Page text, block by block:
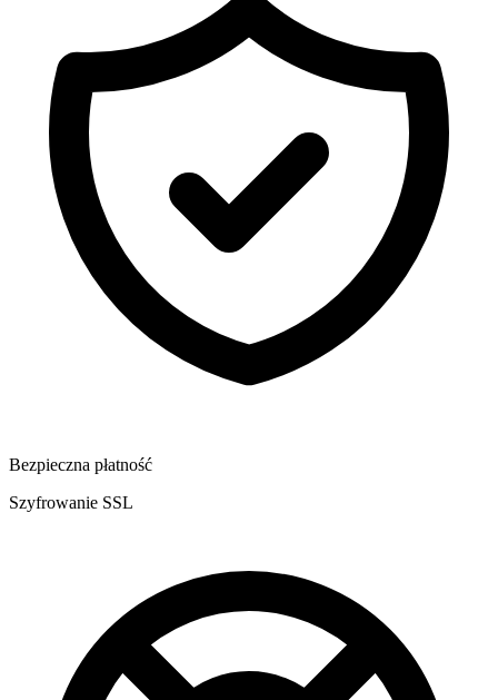
Bezpieczna płatność
Szyfrowanie SSL